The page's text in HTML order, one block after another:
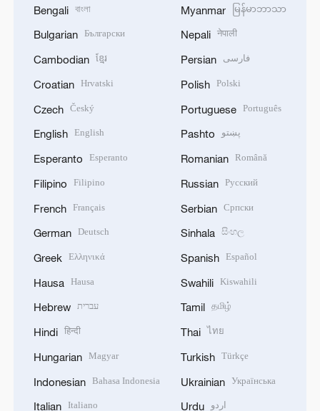
Bengali বাংলা
Bulgarian Български
Cambodian ខ្មែរ
Croatian Hrvatski
Czech Český
English English
Esperanto Esperanto
Filipino Filipino
French Français
German Deutsch
Greek Ελληνικά
Hausa Hausa
Hebrew עברית
Hindi हिन्दी
Hungarian Magyar
Indonesian Bahasa Indonesia
Italian Italiano
Myanmar မြန်မာဘာသာ
Nepali नेपाली
Persian فارسی
Polish Polski
Portuguese Português
Pashto پښتو
Romanian Română
Russian Русский
Serbian Српски
Sinhala සිංහල
Spanish Español
Swahili Kiswahili
Tamil தமிழ்
Thai ไทย
Turkish Türkçe
Ukrainian Українська
Urdu اردو